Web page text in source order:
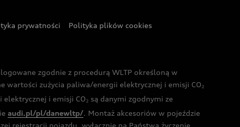
prywatności
Polityka plików cookies
zgodnie z procedurą WLTP określoną w
wartości zużycia paliwa/energii elektrycznej i emisji CO2
i emisji CO2 są danymi zgodnymi ze
audi.pl/pl/danewltp/. Montaż akcesoriów w pojeździe